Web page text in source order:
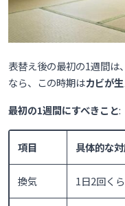
表替え後の最初の1週間は
なら、この時期はカビが
最初の1週間にすべきこと:
項目 具体的な
換気 1日2回く